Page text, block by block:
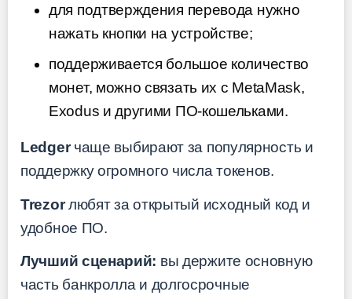
для подтверждения перевода нужно
нажать кнопки на устройстве;
поддерживается большое количество
монет, можно связать их с MetaMask,
Exodus и другими ПО-кошельками.
Ledgerчаще выбирают за популярность и
поддержку огромного числа токенов.
Trezorлюбят за открытый исходный код и
удобное ПО.
Лучший сценарий: вы держите основную
часть банкролла и долгосрочные